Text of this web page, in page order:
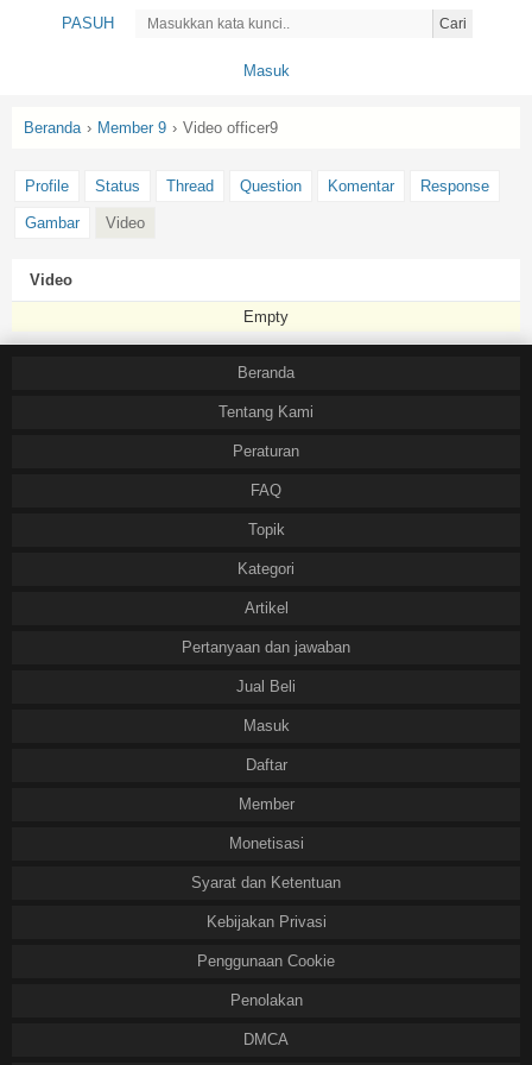
PASUH Cari
Masuk
Beranda › Member 9 › Video officer9
Profile Status Thread Question Komentar Response
Gambar Video
Video
Empty
Beranda
Tentang Kami
Peraturan
FAQ
Topik
Kategori
Artikel
Pertanyaan dan jawaban
Jual Beli
Masuk
Daftar
Member
Monetisasi
Syarat dan Ketentuan
Kebijakan Privasi
Penggunaan Cookie
Penolakan
DMCA